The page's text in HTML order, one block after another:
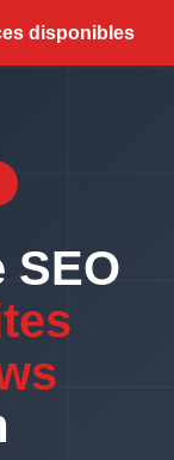
disponibles
SEO